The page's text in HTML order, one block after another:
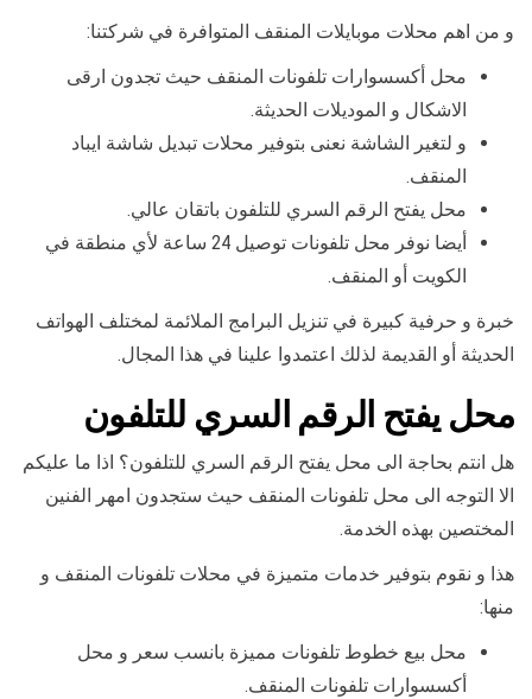
و من اهم محلات موبايلات المنقف المتوافرة في شركتنا:
محل أكسسوارات تلفونات المنقف حيث تجدون ارقى
الاشكال و الموديلات الحديثة.
و لتغير الشاشة نعنى بتوفير محلات تبديل شاشة ايباد
المنقف.
محل يفتح الرقم السري للتلفون باتقان عالي.
أيضا نوفر محل تلفونات توصيل 24 ساعة لأي منطقة في
الكويت أو المنقف.
خبرة و حرفية كبيرة في تنزيل البرامج الملائمة لمختلف الهواتف
الحديثة أو القديمة لذلك اعتمدوا علينا في هذا المجال.
محل يفتح الرقم السري للتلفون
هل انتم بحاجة الى محل يفتح الرقم السري للتلفون؟ اذا ما عليكم
الا التوجه الى محل تلفونات المنقف حيث ستجدون امهر الفنين
المختصين بهذه الخدمة.
هذا و نقوم بتوفير خدمات متميزة في محلات تلفونات المنقف و
منها:
محل بيع خطوط تلفونات مميزة بانسب سعر و محل
أكسسوارات تلفونات المنقف.